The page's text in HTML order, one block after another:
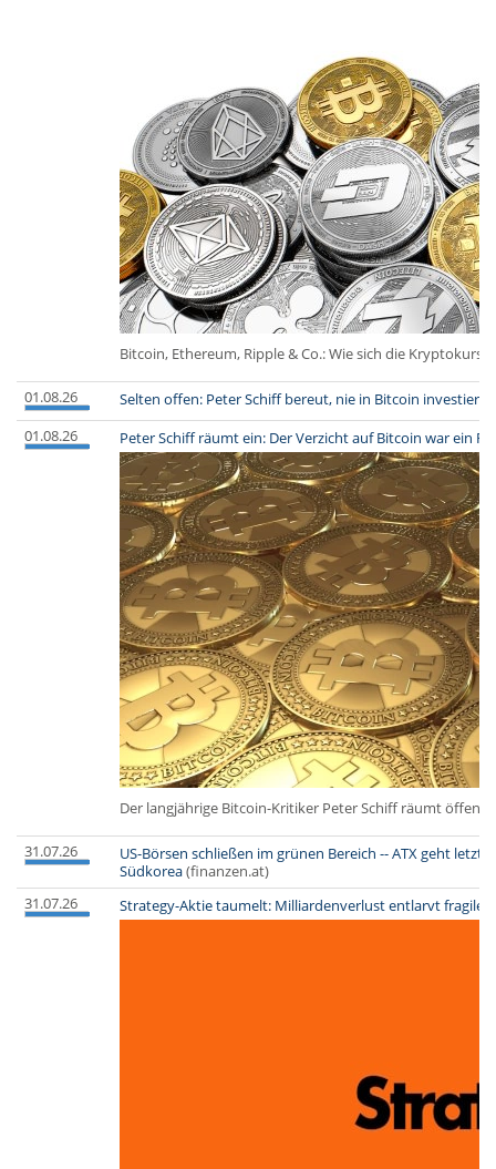
Bitcoin, Ethereum, Ripple & Co.: Wie sich die
01.08.26
Selten offen: Peter Schiff bereut, nie in Bitcoin investiert
01.08.26
Peter Schiff räumt ein: Der Verzicht auf Bitcoin war ein
Der langjährige Bitcoin-Kritiker Peter Schiff räumt
31.07.26
US-Börsen schließen im grünen Bereich -- ATX geht
Südkorea(finanzen.at)
31.07.26
Strategy-Aktie taumelt: Milliardenverlust entlarvt fragile